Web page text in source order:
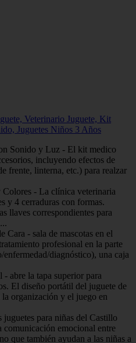
Veterinario Juguete, Kit
Juguetes Niños 3 Años
Sonido y Luz - El kit medico
incluyendo efectos de
frente, linterna, etc.) para realzar
- La clínica veterinaria
y 4 cerraduras con formas.
llaves correspondientes para
Cara - sala de mascotas en el
profesional en la parte
diagnóstico), una caja
abre la tapa superior para
El diseño portátil del juguete de
organización y el juego en
para niñas del Castillo
comunicación emocional entre
que también ayudan a las niñas a